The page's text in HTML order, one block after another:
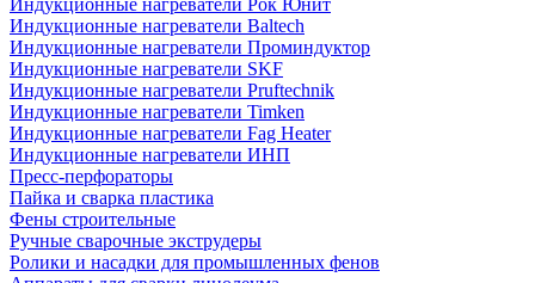
Индукционные нагреватели Рок Юнит
Индукционные нагреватели Baltech
Индукционные нагреватели Проминдуктор
Индукционные нагреватели SKF
Индукционные нагреватели Pruftechnik
Индукционные нагреватели Timken
Индукционные нагреватели Fag Heater
Индукционные нагреватели ИНП
Пресс-перфораторы
Пайка и сварка пластика
Фены строительные
Ручные сварочные экструдеры
Ролики и насадки для промышленных фенов